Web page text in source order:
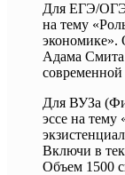
Для ЕГЭ/
на тему
экономике».
Адама Смита
современной
Для ВУЗа
эссе на
Включи в
Объем 1500